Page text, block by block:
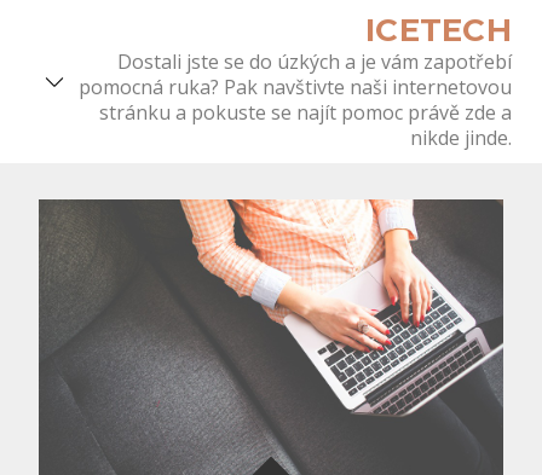
content
ICETECH
Dostali jste se do úzkých a je vám zapotřebí
pomocná ruka? Pak navštivte naši internetovou
stránku a pokuste se najít pomoc právě zde a
nikde jinde.